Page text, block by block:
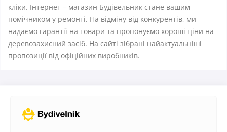
кліки. Інтернет – магазин Будівельник стане вашим
помічником у ремонті. На відміну від конкурентів, ми
надаємо гарантії на товари та пропонуємо хороші ціни на
деревозахисний засіб. На сайті зібрані найактуальніші
пропозиції від офіційних виробників.